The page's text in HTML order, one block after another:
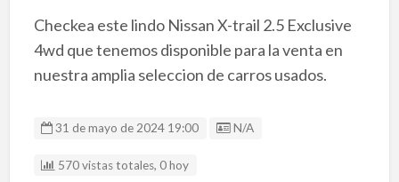
Checkea este lindo Nissan X-trail 2.5 Exclusive
4wd que tenemos disponible para la venta en
nuestra amplia seleccion de carros usados.
31 de mayo de 2024 19:00 Listing ID
N/A
570 vistas totales, 0 hoy